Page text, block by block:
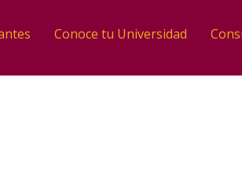
Conoce tu Universidad